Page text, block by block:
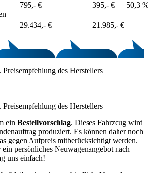
795,- € 395,- € 50,3 %
29.434,- €
21.985,- €
Preisempfehlung des Herstellers
Preisempfehlung des Herstellers
ein Bestellvorschlag. Dieses Fahrzeug wird
produziert. Es können daher noch
gegen Aufpreis mitberücksichtigt werden.
persönliches Neuwagenangebot nach
uns einfach!